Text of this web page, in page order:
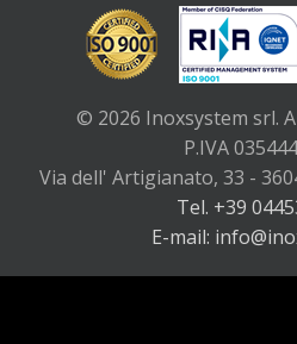
© 2026 Inoxsystem srl.
P.IVA
Via dell' Artigianato, 33 -
Tel. +39
E-mail: